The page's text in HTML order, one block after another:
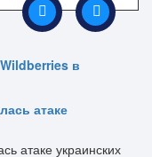
в
атаке